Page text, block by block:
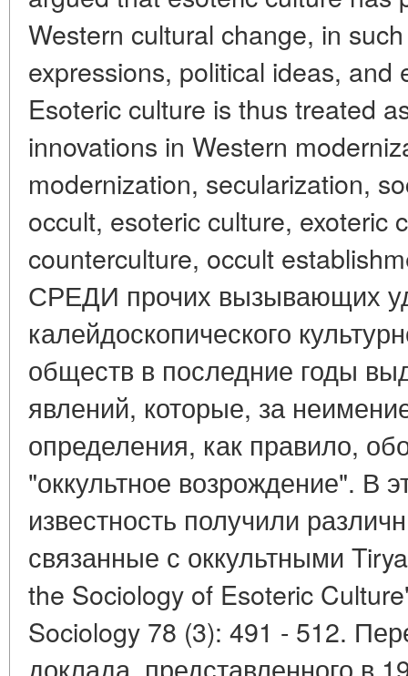
Western cultural change, in
expressions, political ideas, and
Esoteric culture is thus treated
innovations in Western
modernization, secularization,
occult, esoteric culture, exoteric
counterculture, occult
СРЕДИ прочих вызывающих
калейдоскопического
обществ в последние годы
явлений, которые, за
определения, как правило,
"оккультное возрождение". В
известность получили
связанные с оккультными
the Sociology of Esoteric
Sociology 78 (3): 491 - 512.
доклада, представленного в